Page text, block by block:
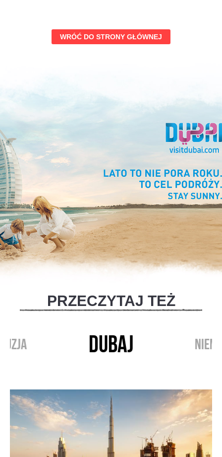
WRÓĆ DO STRONY GŁÓWNEJ
PRZECZYTAJ TEŻ
DUBAJ